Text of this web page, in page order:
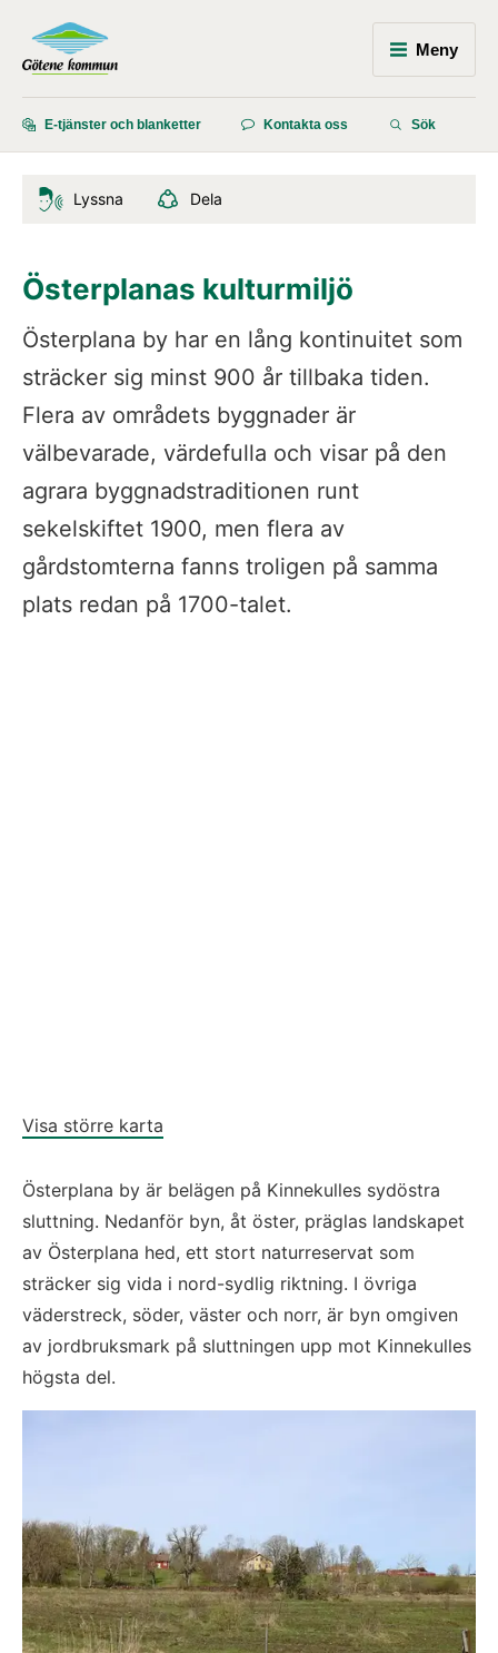
Meny
E-tjänster och blanketter Kontakta oss Sök
Lyssna Dela
Österplanas kulturmiljö
Österplana by har en lång kontinuitet som
sträcker sig minst 900 år tillbaka tiden.
Flera av områdets byggnader är
välbevarade, värdefulla och visar på den
agrara byggnadstraditionen runt
sekelskiftet 1900, men flera av
gårdstomterna fanns troligen på samma
plats redan på 1700-talet.
Visa större karta
Österplana by är belägen på Kinnekulles sydöstra
sluttning. Nedanför byn, åt öster, präglas landskapet
av Österplana hed, ett stort naturreservat som
sträcker sig vida i nord-sydlig riktning. I övriga
väderstreck, söder, väster och norr, är byn omgiven
av jordbruksmark på sluttningen upp mot Kinnekulles
högsta del.